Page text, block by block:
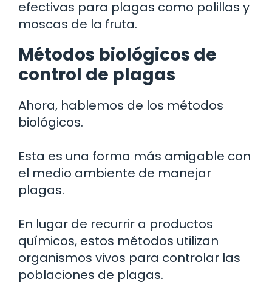
efectivas para plagas como polillas y
moscas de la fruta.
Métodos biológicos de
control de plagas
Ahora, hablemos de los métodos
biológicos.
Esta es una forma más amigable con
el medio ambiente de manejar
plagas.
En lugar de recurrir a productos
químicos, estos métodos utilizan
organismos vivos para controlar las
poblaciones de plagas.